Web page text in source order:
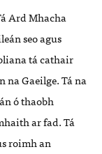
Ard Mhacha
seo agus
tá cathair
Gaeilge. Tá na
ó thaobh
ar fad. Tá
roimh an